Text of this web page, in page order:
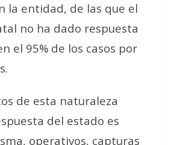
la entidad, de las que el
no ha dado respuesta
el 95% de los casos por
de esta naturaleza
del estado es
operativos, capturas